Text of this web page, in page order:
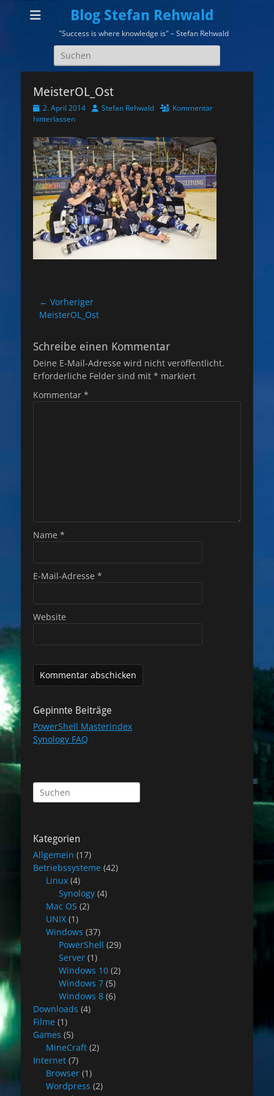
Blog Stefan Rehwald
"Success is where knowledge is" – Stefan Rehwald
Suchen
nach:
MeisterOL_Ost
Veröffentlicht
am
2. April 2014 AutorStefan Rehwald
Kommentar
hinterlassen
Beitragsnavigation
← Vorheriger
Vorheriger
MeisterOL_Ost
Schreibe einen Kommentar
Deine E-Mail-Adresse wird nicht veröffentlicht.
Erforderliche Felder sind mit * markiert
Kommentar *
Name *
E-Mail-Adresse *
Website
Gepinnte Beiträge
PowerShell Masterindex
Synology FAQ
Suchen
nach:
Kategorien
Allgemein (17)
Betriebssysteme (42)
Linux (4)
Synology (4)
Mac OS (2)
UNIX (1)
Windows (37)
PowerShell (29)
Server (1)
Windows 10 (2)
Windows 7 (5)
Windows 8 (6)
Downloads (4)
Filme (1)
Games (5)
MineCraft (2)
Internet (7)
Browser (1)
Wordpress (2)